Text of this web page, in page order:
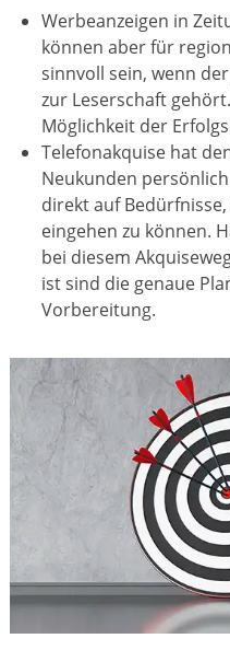
Werbeanzeigen in
können aber für
sinnvoll sein, wenn
zur Leserschaft
Möglichkeit der
Telefonakquise hat
Neukunden
direkt auf
eingehen zu können.
bei diesem
ist sind die genaue
Vorbereitung.